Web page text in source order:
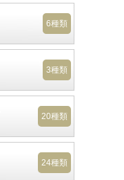
6種類
3種類
20種類
24種類